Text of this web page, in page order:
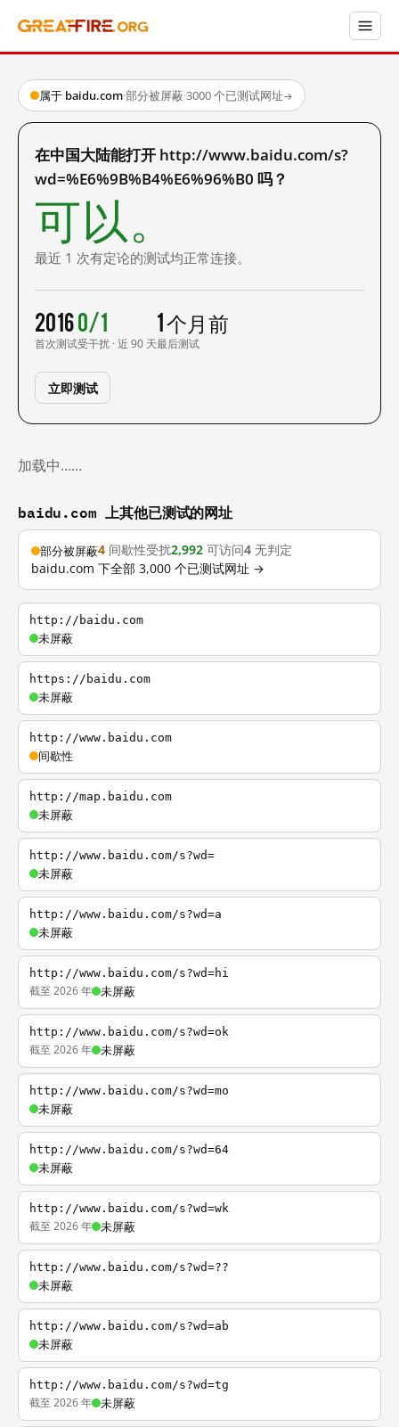
属于 baidu.com·部分被屏蔽·3000 个已测试网址→
在中国大陆能打开 http://www.baidu.com/s?
wd=%E6%9B%B4%E6%96%B0 吗？
可以。
最近 1 次有定论的测试均正常连接。
2016
首次测试
0/1
受干扰 · 近 90 天
1 个月前
最后测试
立即测试
加载中……
baidu.com 上其他已测试的网址
部分被屏蔽4 间歇性受扰2,992 可访问4 无判定
baidu.com 下全部 3,000 个已测试网址 →
http://baidu.com
未屏蔽
https://baidu.com
未屏蔽
http://www.baidu.com
间歇性
http://map.baidu.com
未屏蔽
http://www.baidu.com/s?wd=
未屏蔽
http://www.baidu.com/s?wd=a
未屏蔽
http://www.baidu.com/s?wd=hi
截至 2026 年 未屏蔽
http://www.baidu.com/s?wd=ok
截至 2026 年 未屏蔽
http://www.baidu.com/s?wd=mo
未屏蔽
http://www.baidu.com/s?wd=64
未屏蔽
http://www.baidu.com/s?wd=wk
截至 2026 年 未屏蔽
http://www.baidu.com/s?wd=??
未屏蔽
http://www.baidu.com/s?wd=ab
未屏蔽
http://www.baidu.com/s?wd=tg
截至 2026 年 未屏蔽